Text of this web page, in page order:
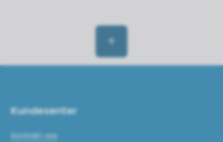
Til toppen
Kundesenter
Kontakt oss